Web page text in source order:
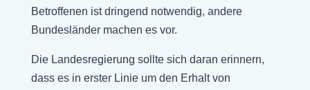
Betroffenen ist dringend notwendig, andere
Bundesländer machen es vor.
Die Landesregierung sollte sich daran erinnern,
dass es in erster Linie um den Erhalt von